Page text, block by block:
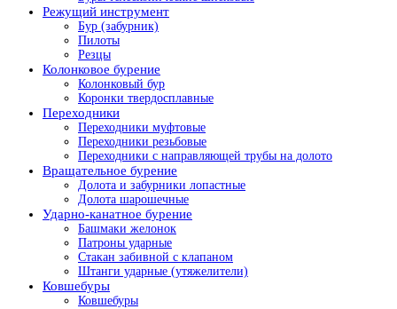
Режущий инструмент
Бур (забурник)
Пилоты
Резцы
Колонковое бурение
Колонковый бур
Коронки твердосплавные
Переходники
Переходники муфтовые
Переходники резьбовые
Переходники с направляющей трубы на долото
Вращательное бурение
Долота и забурники лопастные
Долота шарошечные
Ударно-канатное бурение
Башмаки желонок
Патроны ударные
Стакан забивной с клапаном
Штанги ударные (утяжелители)
Ковшебуры
Ковшебуры